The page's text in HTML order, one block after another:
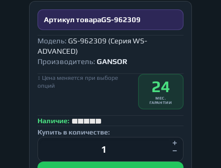
Артикул товараGS-962309
Модель: GS-962309 (Серия WS-
ADVANCED)
Производитель: GANSOR
↕ Цена меняется при выборе
опций
24
МЕС.
ГАРАНТИИ
Наличие:
Купить в количестве: